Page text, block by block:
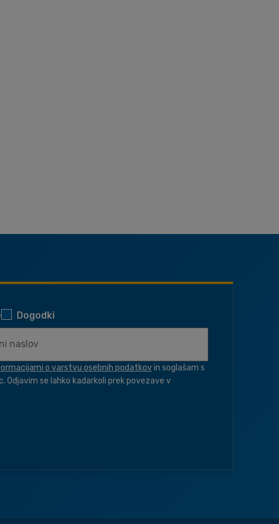
Dogodki
o varstvu osebnih podatkovin soglašam s
Odjavim se lahko kadarkoli prek povezave v